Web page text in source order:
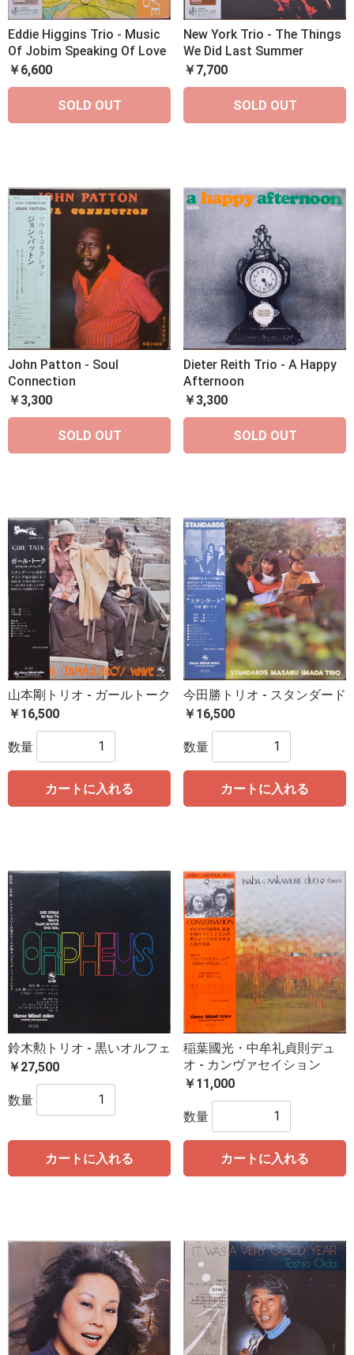
Eddie Higgins Trio - Music
Of Jobim Speaking Of Love
￥6,600
SOLD OUT
New York Trio - The Things
We Did Last Summer
￥7,700
SOLD OUT
John Patton - Soul
Connection
￥3,300
SOLD OUT
Dieter Reith Trio - A Happy
Afternoon
￥3,300
SOLD OUT
山本剛トリオ - ガールトーク
￥16,500
数量
カートに入れる
今田勝トリオ - スタンダード
￥16,500
数量
カートに入れる
鈴木勲トリオ - 黒いオルフェ
￥27,500
数量
カートに入れる
稲葉國光・中牟礼貞則デュ
オ - カンヴァセイション
￥11,000
数量
カートに入れる